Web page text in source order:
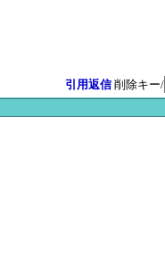
引用返信 削除キー/